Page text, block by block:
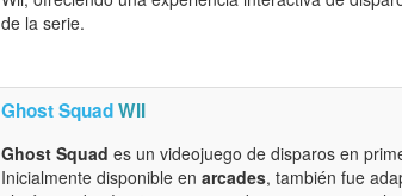
de la serie.
Ghost SquadWII
Ghost Squad es un videojuego de disparos en
Inicialmente disponible en arcades, también fue